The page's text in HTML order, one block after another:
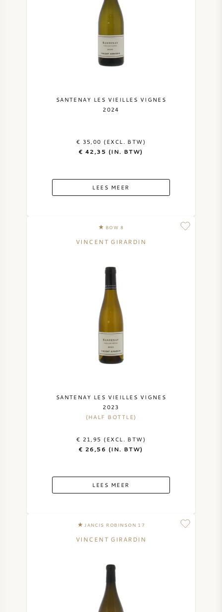
SANTENAY LES VIEILLES VIGNES
2024
€ 35,00 (EXCL. BTW)
€ 42,35 (IN. BTW)
LEES MEER
BOW 8
VINCENT GIRARDIN
SANTENAY LES VIEILLES VIGNES
2023
(HALF BOTTLE)
€ 21,95 (EXCL. BTW)
€ 26,56 (IN. BTW)
LEES MEER
JANCIS ROBINSON 17
VINCENT GIRARDIN